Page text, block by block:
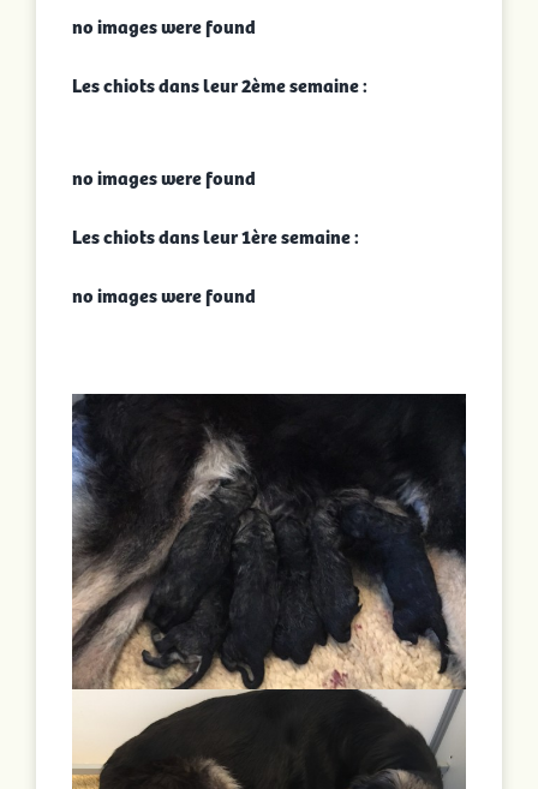
no images were found
Les chiots dans leur 2ème semaine :
no images were found
Les chiots dans leur 1ère semaine :
no images were found